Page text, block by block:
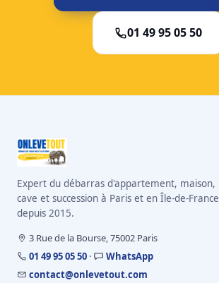
01 49 95 05 50
Expert du débarras d'appartement, maison,
cave et succession à Paris et en Île-de-France
depuis 2015.
3 Rue de la Bourse, 75002 Paris
01 49 95 05 50 ·
WhatsApp
contact@onlevetout.com